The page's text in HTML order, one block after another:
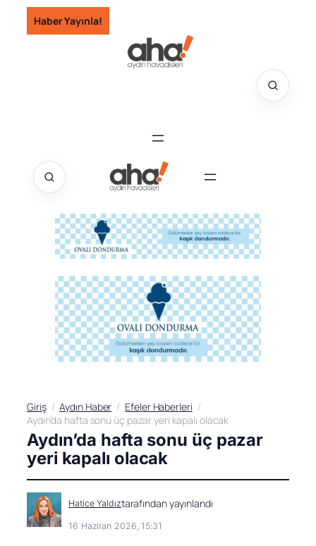
İçeriğe
geç
Haber Yayınla!
Giriş Aydın Haber
Efeler Haberleri
Aydın’da hafta sonu üç pazar yeri kapalı olacak
Aydın’da hafta sonu üç pazar
yeri kapalı olacak
Hatice Yaldıztarafından yayınlandı
16 Haziran 2026, 15:31